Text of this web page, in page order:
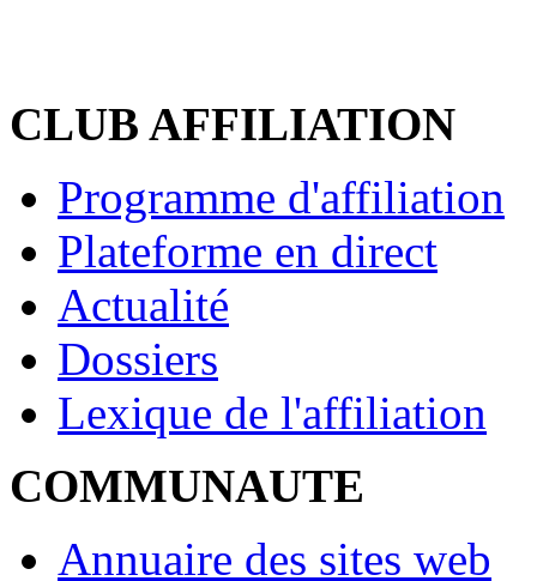
CLUB AFFILIATION
Programme d'affiliation
Plateforme en direct
Actualité
Dossiers
Lexique de l'affiliation
COMMUNAUTE
Annuaire des sites web